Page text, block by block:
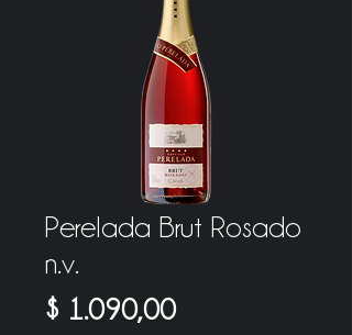
Perelada Brut Rosado
n.v.
$ 1.090,00Precio